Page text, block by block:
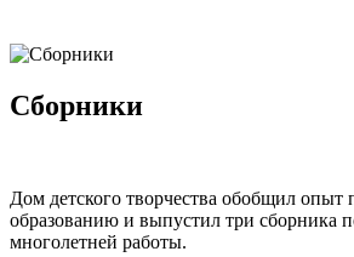
Сборники
Дом детского творчества обобщил опыт
образованию и выпустил три сборника
многолетней работы.